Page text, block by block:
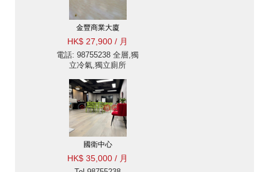
金豐商業大廈
HK$ 27,900 / 月
電話: 98755238 全層,獨
立冷氣,獨立廁所
國衛中心
HK$ 35,000 / 月